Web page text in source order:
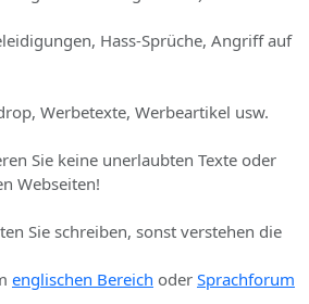
Hass-Sprüche, Angriff auf
Werbetexte, Werbeartikel usw.
Sie keine unerlaubten Texte oder
Webseiten!
Sie schreiben, sonst verstehen die
englischen Bereich oder Sprachforum